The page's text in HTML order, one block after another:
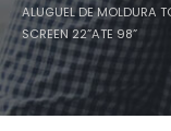
ALUGUEL DE MOLDURA
SCREEN 22”ATE 98”